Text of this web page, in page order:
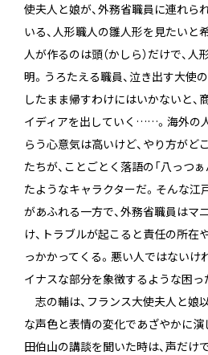
使夫人と娘が、外務省職員に連れら
いる、人形職人の雛人形を見たいと
人が作るのは頭（かしら）だけで、
明。うろたえる職員、泣き出す大使
したまま帰すわけにはいかないと、
イディアを出していく……。海外の
らう心意気は高いけど、やり方がど
たちが、ことごとく落語の「八っつ
たようなキャラクターだ。そんな江
があふれる一方で、外務省職員はマ
け、トラブルが起こると責任の所在
っかかってくる。悪い人ではないけ
イナスな部分を象徴するような困っ
志の輔は、フランス大使夫人と娘
な声色と表情の変化であざやかに
田伯山の講談を聞いた時は、声だけ